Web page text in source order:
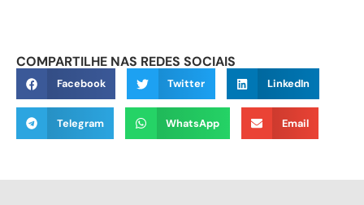
COMPARTILHE NAS REDES SOCIAIS
Facebook Twitter LinkedIn
Telegram WhatsApp Email